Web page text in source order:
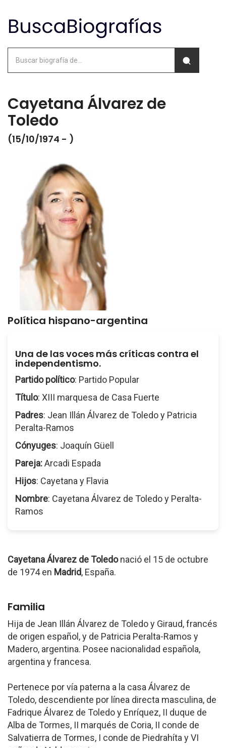
Cayetana Álvarez de
Toledo
(15/10/1974 - )
Política hispano-argentina
Una de las voces más críticas contra el
independentismo.
Partido político: Partido Popular
Título: XIII marquesa de Casa Fuerte
Padres: Jean Illán Álvarez de Toledo y Patricia
Peralta-Ramos
Cónyuges: Joaquín Güell
Pareja:Arcadi Espada
Hijos: Cayetana y Flavia
Nombre: Cayetana Álvarez de Toledo y Peralta-
Ramos
Cayetana Álvarez de Toledonació el 15 de octubre
de 1974 en Madrid, España.
Familia
Hija de Jean Illán Álvarez de Toledo y Giraud, francés
de origen español, y de Patricia Peralta-Ramos y
Madero, argentina. Posee nacionalidad española,
argentina y francesa.
Pertenece por vía paterna a la casa Álvarez de
Toledo, descendiente por línea directa masculina, de
Fadrique Álvarez de Toledo y Enríquez, II duque de
Alba de Tormes, II marqués de Coria, II conde de
Salvatierra de Tormes, I conde de Piedrahíta y VI